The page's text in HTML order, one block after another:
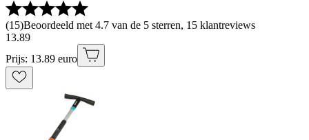
(15)Beoordeeld met 4.7 van de 5 sterren, 15 klantreviews
13.89
Prijs: 13.89 euro